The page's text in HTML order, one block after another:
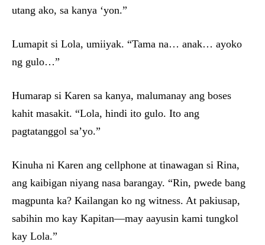
utang ako, sa kanya ‘yon.”
Lumapit si Lola, umiiyak. “Tama na… anak… ayoko
ng gulo…”
Humarap si Karen sa kanya, malumanay ang boses
kahit masakit. “Lola, hindi ito gulo. Ito ang
pagtatanggol sa’yo.”
Kinuha ni Karen ang cellphone at tinawagan si Rina,
ang kaibigan niyang nasa barangay. “Rin, pwede bang
magpunta ka? Kailangan ko ng witness. At pakiusap,
sabihin mo kay Kapitan—may aayusin kami tungkol
kay Lola.”